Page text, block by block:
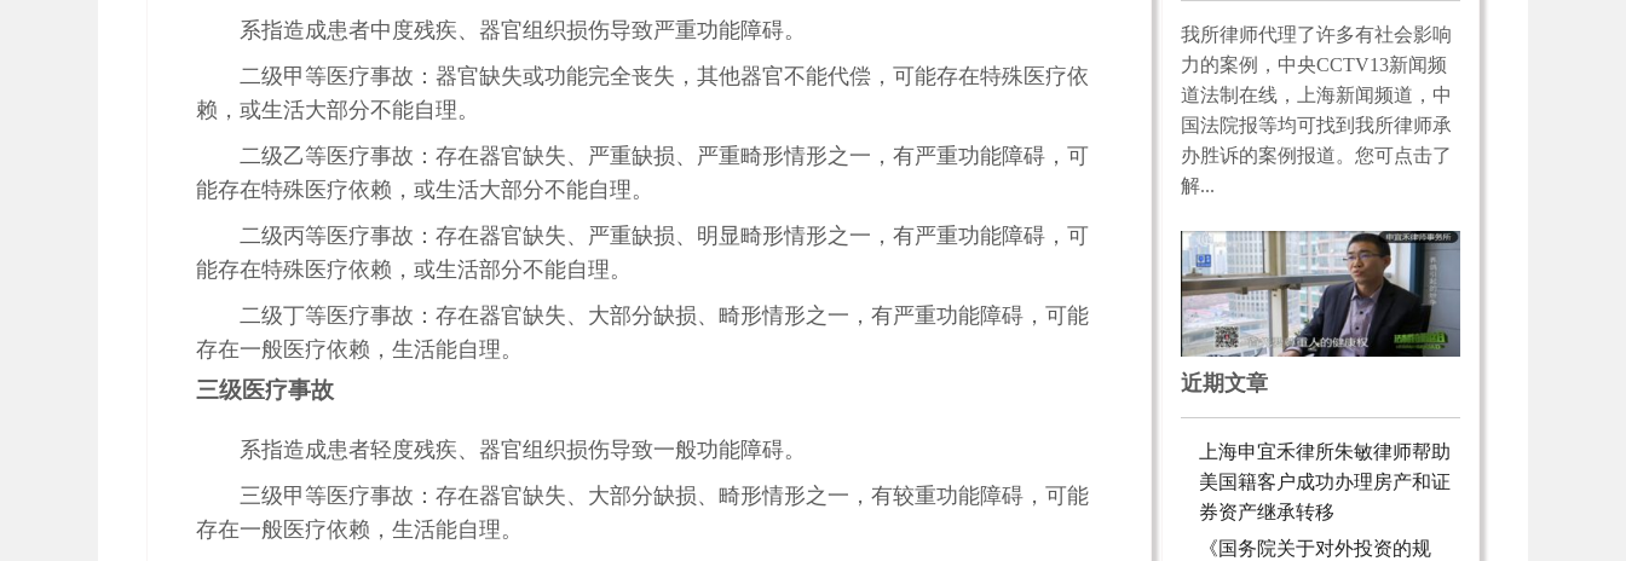
系指造成患者中度残疾、器官组织损伤导致严重功能障碍。
二级甲等医疗事故：器官缺失或功能完全丧失，其他器官不能代偿，可能存在特殊医疗依
赖，或生活大部分不能自理。
二级乙等医疗事故：存在器官缺失、严重缺损、严重畸形情形之一，有严重功能障碍，可
能存在特殊医疗依赖，或生活大部分不能自理。
二级丙等医疗事故：存在器官缺失、严重缺损、明显畸形情形之一，有严重功能障碍，可
能存在特殊医疗依赖，或生活部分不能自理。
二级丁等医疗事故：存在器官缺失、大部分缺损、畸形情形之一，有严重功能障碍，可能
存在一般医疗依赖，生活能自理。
三级医疗事故
系指造成患者轻度残疾、器官组织损伤导致一般功能障碍。
三级甲等医疗事故：存在器官缺失、大部分缺损、畸形情形之一，有较重功能障碍，可能
存在一般医疗依赖，生活能自理。
我所律师代理了许多有社会影响
力的案例，中央CCTV13新闻频
道法制在线，上海新闻频道，中
国法院报等均可找到我所律师承
办胜诉的案例报道。您可点击了
解...
近期文章
上海申宜禾律所朱敏律师帮助
美国籍客户成功办理房产和证
券资产继承转移
《国务院关于对外投资的规